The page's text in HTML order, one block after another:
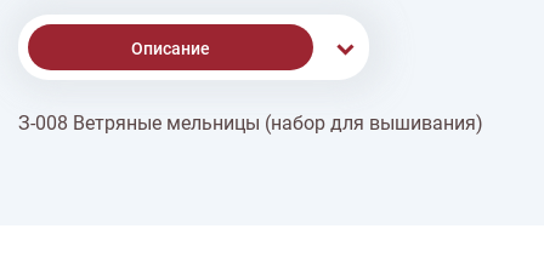
Описание
Доставка
З-008 Ветряные мельницы (набор для вышивания)